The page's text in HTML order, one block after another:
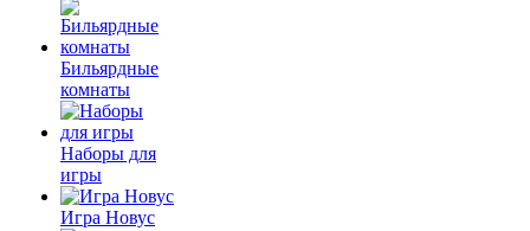
Бильярдные
комнаты
Наборы для
игры
Игра Новус